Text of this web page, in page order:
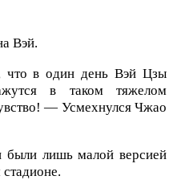
Вэй.
в один день Вэй Цзы
в таком тяжелом
— Усмехнулся Чжао
были лишь малой версией